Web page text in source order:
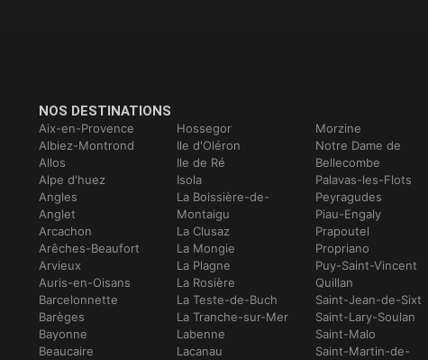
NOS DESTINATIONS
Aix-en-Provence
Albiez-Montrond
Allos
Alpe d'huez
Angles
Anglet
Arcachon
Arêches-Beaufort
Arvieux
Auris-en-Oisans
Barcelonnette
Barèges
Bayonne
Beaucaire
Hossegor
Ile d'Oléron
Ile de Ré
Isola
La Boissière-de-
Montaigu
La Clusaz
La Mongie
La Plagne
La Rosière
La Teste-de-Buch
La Tranche-sur-Mer
Labenne
Lacanau
Morzine
Notre Dame de
Bellecombe
Palavas-les-Flots
Peyragudes
Piau-Engaly
Prapoutel
Propriano
Puy-Saint-Vincent
Quillan
Saint-Jean-de-Sixt
Saint-Lary-Soulan
Saint-Malo
Saint-Martin-de-